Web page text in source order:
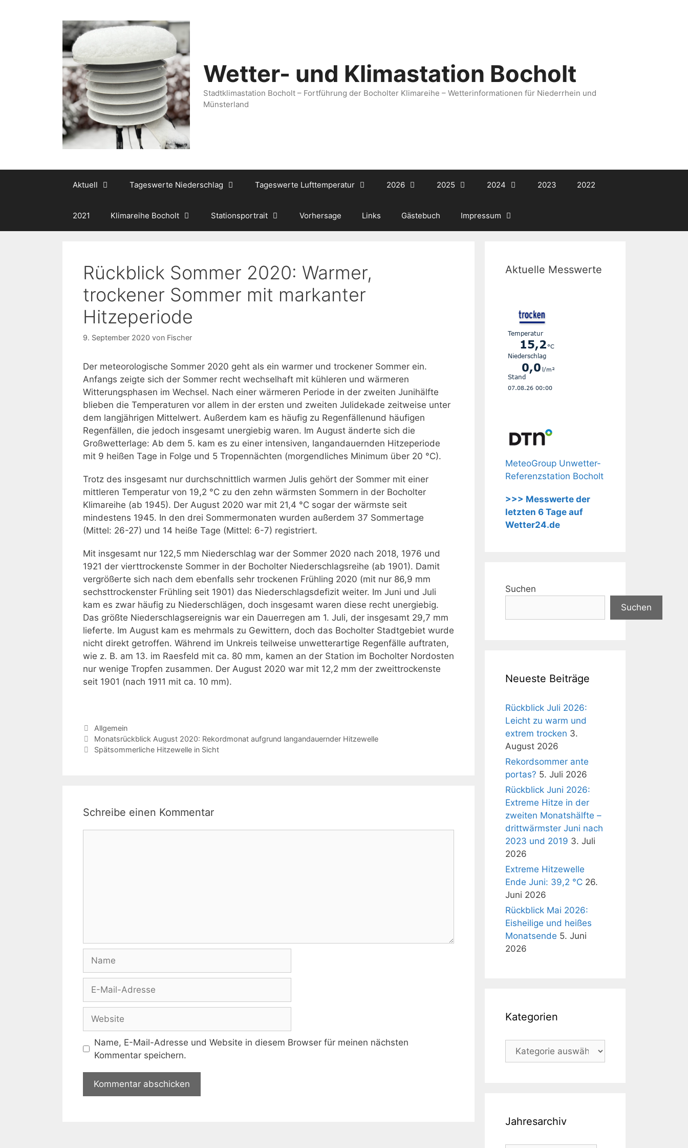
Wetter- und Klimastation Bocholt
Stadtklimastation Bocholt – Fortführung der Bocholter Klimareihe – Wetterinformationen für Niederrhein und
Münsterland
Aktuell Tageswerte Niederschlag Tageswerte Lufttemperatur 2026 2025 2024 2023 2022
2021 Klimareihe Bocholt Stationsportrait Vorhersage Links Gästebuch Impressum
Rückblick Sommer 2020: Warmer,
trockener Sommer mit markanter
Hitzeperiode
9. September 2020 von Fischer
Der meteorologische Sommer 2020 geht als ein warmer und trockener Sommer ein.
Anfangs zeigte sich der Sommer recht wechselhaft mit kühleren und wärmeren
Witterungsphasen im Wechsel. Nach einer wärmeren Periode in der zweiten Junihälfte
blieben die Temperaturen vor allem in der ersten und zweiten Julidekade zeitweise unter
dem langjährigen Mittelwert. Außerdem kam es häufig zu Regenfällenund häufigen
Regenfällen, die jedoch insgesamt unergiebig waren. Im August änderte sich die
Großwetterlage: Ab dem 5. kam es zu einer intensiven, langandauernden Hitzeperiode
mit 9 heißen Tage in Folge und 5 Tropennächten (morgendliches Minimum über 20 °C).
Trotz des insgesamt nur durchschnittlich warmen Julis gehört der Sommer mit einer
mittleren Temperatur von 19,2 °C zu den zehn wärmsten Sommern in der Bocholter
Klimareihe (ab 1945). Der August 2020 war mit 21,4 °C sogar der wärmste seit
mindestens 1945. In den drei Sommermonaten wurden außerdem 37 Sommertage
(Mittel: 26-27) und 14 heiße Tage (Mittel: 6-7) registriert.
Mit insgesamt nur 122,5 mm Niederschlag war der Sommer 2020 nach 2018, 1976 und
1921 der vierttrockenste Sommer in der Bocholter Niederschlagsreihe (ab 1901). Damit
vergrößerte sich nach dem ebenfalls sehr trockenen Frühling 2020 (mit nur 86,9 mm
sechsttrockenster Frühling seit 1901) das Niederschlagsdefizit weiter. Im Juni und Juli
kam es zwar häufig zu Niederschlägen, doch insgesamt waren diese recht unergiebig.
Das größte Niederschlagsereignis war ein Dauerregen am 1. Juli, der insgesamt 29,7 mm
lieferte. Im August kam es mehrmals zu Gewittern, doch das Bocholter Stadtgebiet wurde
nicht direkt getroffen. Während im Unkreis teilweise unwetterartige Regenfälle auftraten,
wie z. B. am 13. im Raesfeld mit ca. 80 mm, kamen an der Station im Bocholter Nordosten
nur wenige Tropfen zusammen. Der August 2020 war mit 12,2 mm der zweittrockenste
seit 1901 (nach 1911 mit ca. 10 mm).
Kategorien
Allgemein
Monatsrückblick August 2020: Rekordmonat aufgrund langandauernder Hitzewelle
Spätsommerliche Hitzewelle in Sicht
Schreibe einen Kommentar
Mail-
Adresse
Name, E-Mail-Adresse und Website in diesem Browser für meinen nächsten
Kommentar speichern.
Aktuelle Messwerte
MeteoGroup Unwetter-
Referenzstation Bocholt
>>> Messwerte der
letzten 6 Tage auf
Wetter24.de
Suchen
Suchen
Neueste Beiträge
Rückblick Juli 2026:
Leicht zu warm und
extrem trocken 3.
August 2026
Rekordsommer ante
portas? 5. Juli 2026
Rückblick Juni 2026:
Extreme Hitze in der
zweiten Monatshälfte –
drittwärmster Juni nach
2023 und 2019 3. Juli
2026
Extreme Hitzewelle
Ende Juni: 39,2 °C 26.
Juni 2026
Rückblick Mai 2026:
Eisheilige und heißes
Monatsende 5. Juni
2026
Kategorien
Kategorien
Jahresarchiv